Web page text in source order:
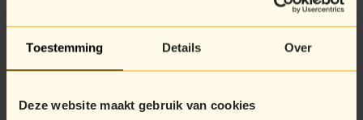
Toestemming Details Over
Deze website maakt gebruik van cookies